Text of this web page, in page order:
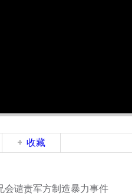
收藏
谴责军方制造暴力事件